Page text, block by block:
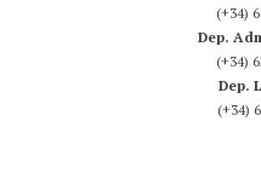
(+34)
Dep.
(+34)
Dep.
(+34)